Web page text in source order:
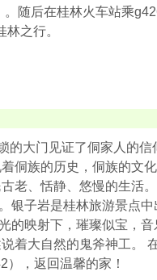
随后在桂林火车站乘
之行。
的大门见证了侗家人的
侗族的历史，侗族的文
老、恬静、悠慢的生活
银子岩是桂林旅游景点
映射下，璀璨似宝，音
着大自然的鬼斧神工。
，返回温馨的家！